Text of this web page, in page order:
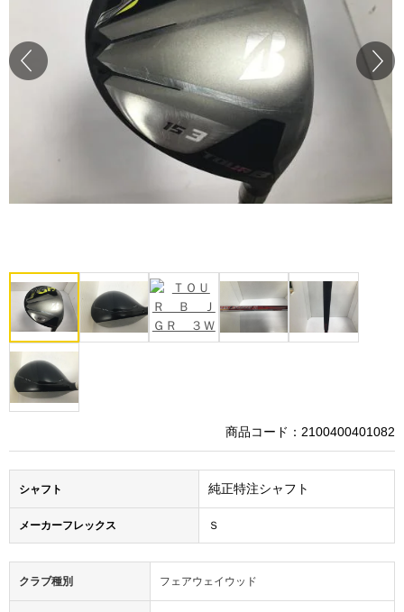
Next
商品コード：2100400401082
シャフト 純正特注シャフト
メーカーフレックス Ｓ
クラブ種別 フェアウェイウッド